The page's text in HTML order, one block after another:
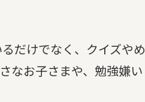
だけでなく、クイズやめ
なお子さまや、勉強嫌い